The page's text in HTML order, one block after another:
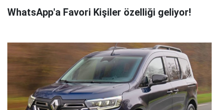
WhatsApp'a Favori Kişiler özelliği geliyor!